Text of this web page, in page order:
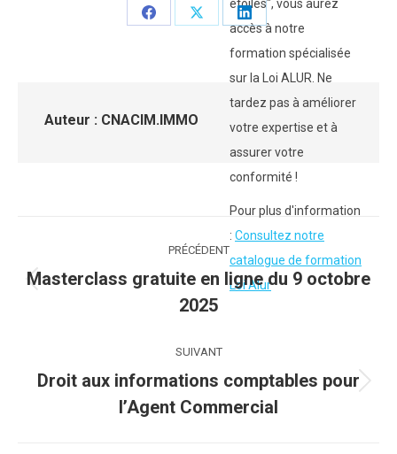
étoiles", vous aurez
accès à notre
formation spécialisée
sur la Loi ALUR. Ne
tardez pas à améliorer
votre expertise et à
assurer votre
conformité !
Pour plus d'information
: Consultez notre
catalogue de formation
Loi Alur
PartagerPartagerPartager
sur
LinkedIn
Auteur : CNACIM.IMMO
article
PRÉCÉDENT
Article
précédent
Masterclass gratuite en ligne du 9 octobre
2025
SUIVANT
Article
suivant
Droit aux informations comptables pour
l’Agent Commercial